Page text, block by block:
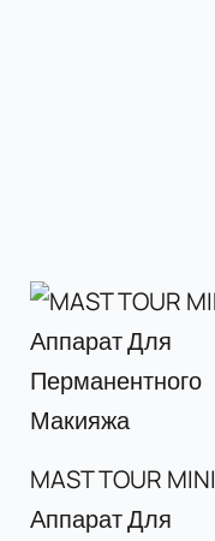
MAST TOUR MINI
Аппарат Для